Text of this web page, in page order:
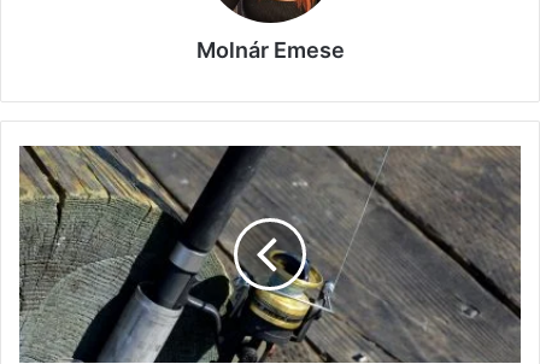
Molnár Emese
Gyermeknapi
horgászversenyt
hirdet
a
helyi
egyesület